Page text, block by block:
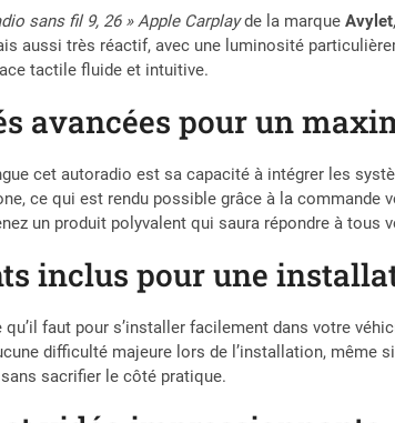
Nous mettons à votre
question concernant
Nous vous répondrons sous 12
sans fil 9, 26 » Apple Carplayde la marqueAvylet
aussi très réactif, avec une luminosité
tactile fluide et intuitive.
avancées pour un
cet autoradio est sa capacité à intégrer les
ce qui est rendu possible grâce à la commande
un produit polyvalent qui saura répondre à tous
inclus pour une
qu’il faut pour s’installer facilement dans votre
difficulté majeure lors de l’installation,
sacrifier le côté pratique.